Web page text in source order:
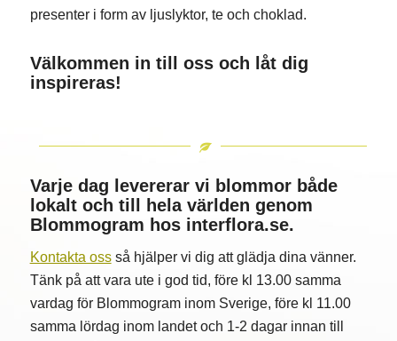
presenter i form av ljuslyktor, te och choklad.
Välkommen in till oss och låt dig
inspireras!
Varje dag levererar vi blommor både
lokalt och till hela världen genom
Blommogram hos interflora.se.
Kontakta ossså hjälper vi dig att glädja dina vänner.
Tänk på att vara ute i god tid, före kl 13.00 samma
vardag för Blommogram inom Sverige, före kl 11.00
samma lördag inom landet och 1-2 dagar innan till